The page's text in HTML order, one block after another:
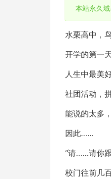
本站永久域
水栗高中，
开学的第一
人生中最美
社团活动，
能说的太多
因此……
“请……请你
校门往前几